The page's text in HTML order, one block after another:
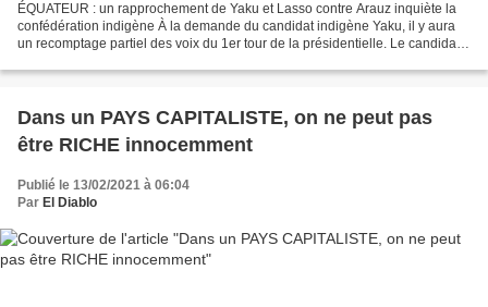
ÉQUATEUR : un rapprochement de Yaku et Lasso contre Arauz inquiète la
confédération indigène À la demande du candidat indigène Yaku, il y aura
un recomptage partiel des voix du 1er tour de la présidentielle. Le candidat
Dans un PAYS CAPITALISTE, on ne peut pas
être RICHE innocemment
Publié le 13/02/2021 à 06:04
Par El Diablo